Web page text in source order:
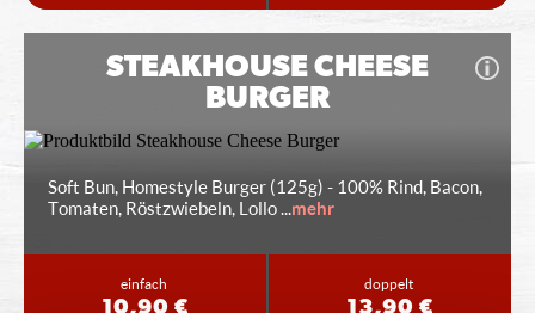
STEAKHOUSE CHEESE
BURGER
Soft Bun, Homestyle Burger (125g) - 100% Rind, Bacon,
Tomaten, Röstzwiebeln, Lollo...mehr
einfach
10,90 €
doppelt
13,90 €